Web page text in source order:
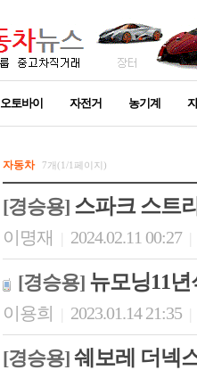
오토바이 자전거 농기계
자동차 7개(1/1페이지)
[경승용] 스파크 스트
이명재 2024.02.11 00:27
[경승용] 뉴모닝11년
이용희 2023.01.14 21:35
[경승용] 쉐보레 더넥